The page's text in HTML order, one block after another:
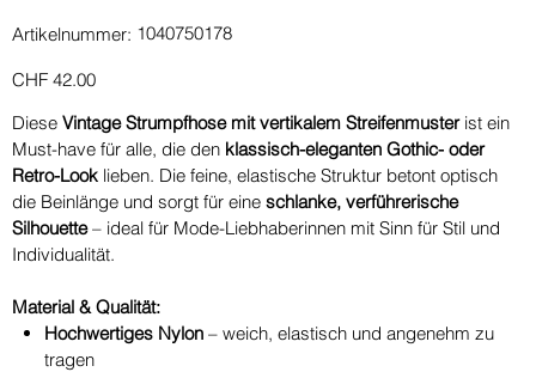
Artikelnummer: Artikelnummer:
1040750178
1040750178
Preis
CHF 42.00
Diese Vintage Strumpfhose mit vertikalem Streifenmusterist ein
Must-have für alle, die den klassisch-eleganten Gothic- oder
Retro-Look lieben. Die feine, elastische Struktur betont optisch
die Beinlänge und sorgt für eine schlanke, verführerische
Silhouette– ideal für Mode-Liebhaberinnen mit Sinn für Stil und
Individualität.
Material & Qualität:
Hochwertiges Nylon – weich, elastisch und angenehm zu
tragen